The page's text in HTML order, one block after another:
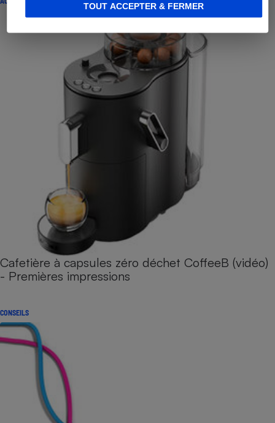
TOUT ACCEPTER & FERMER
Cafetière à capsules zéro déchet CoffeeB (vidéo)
- Premières impressions
CONSEILS